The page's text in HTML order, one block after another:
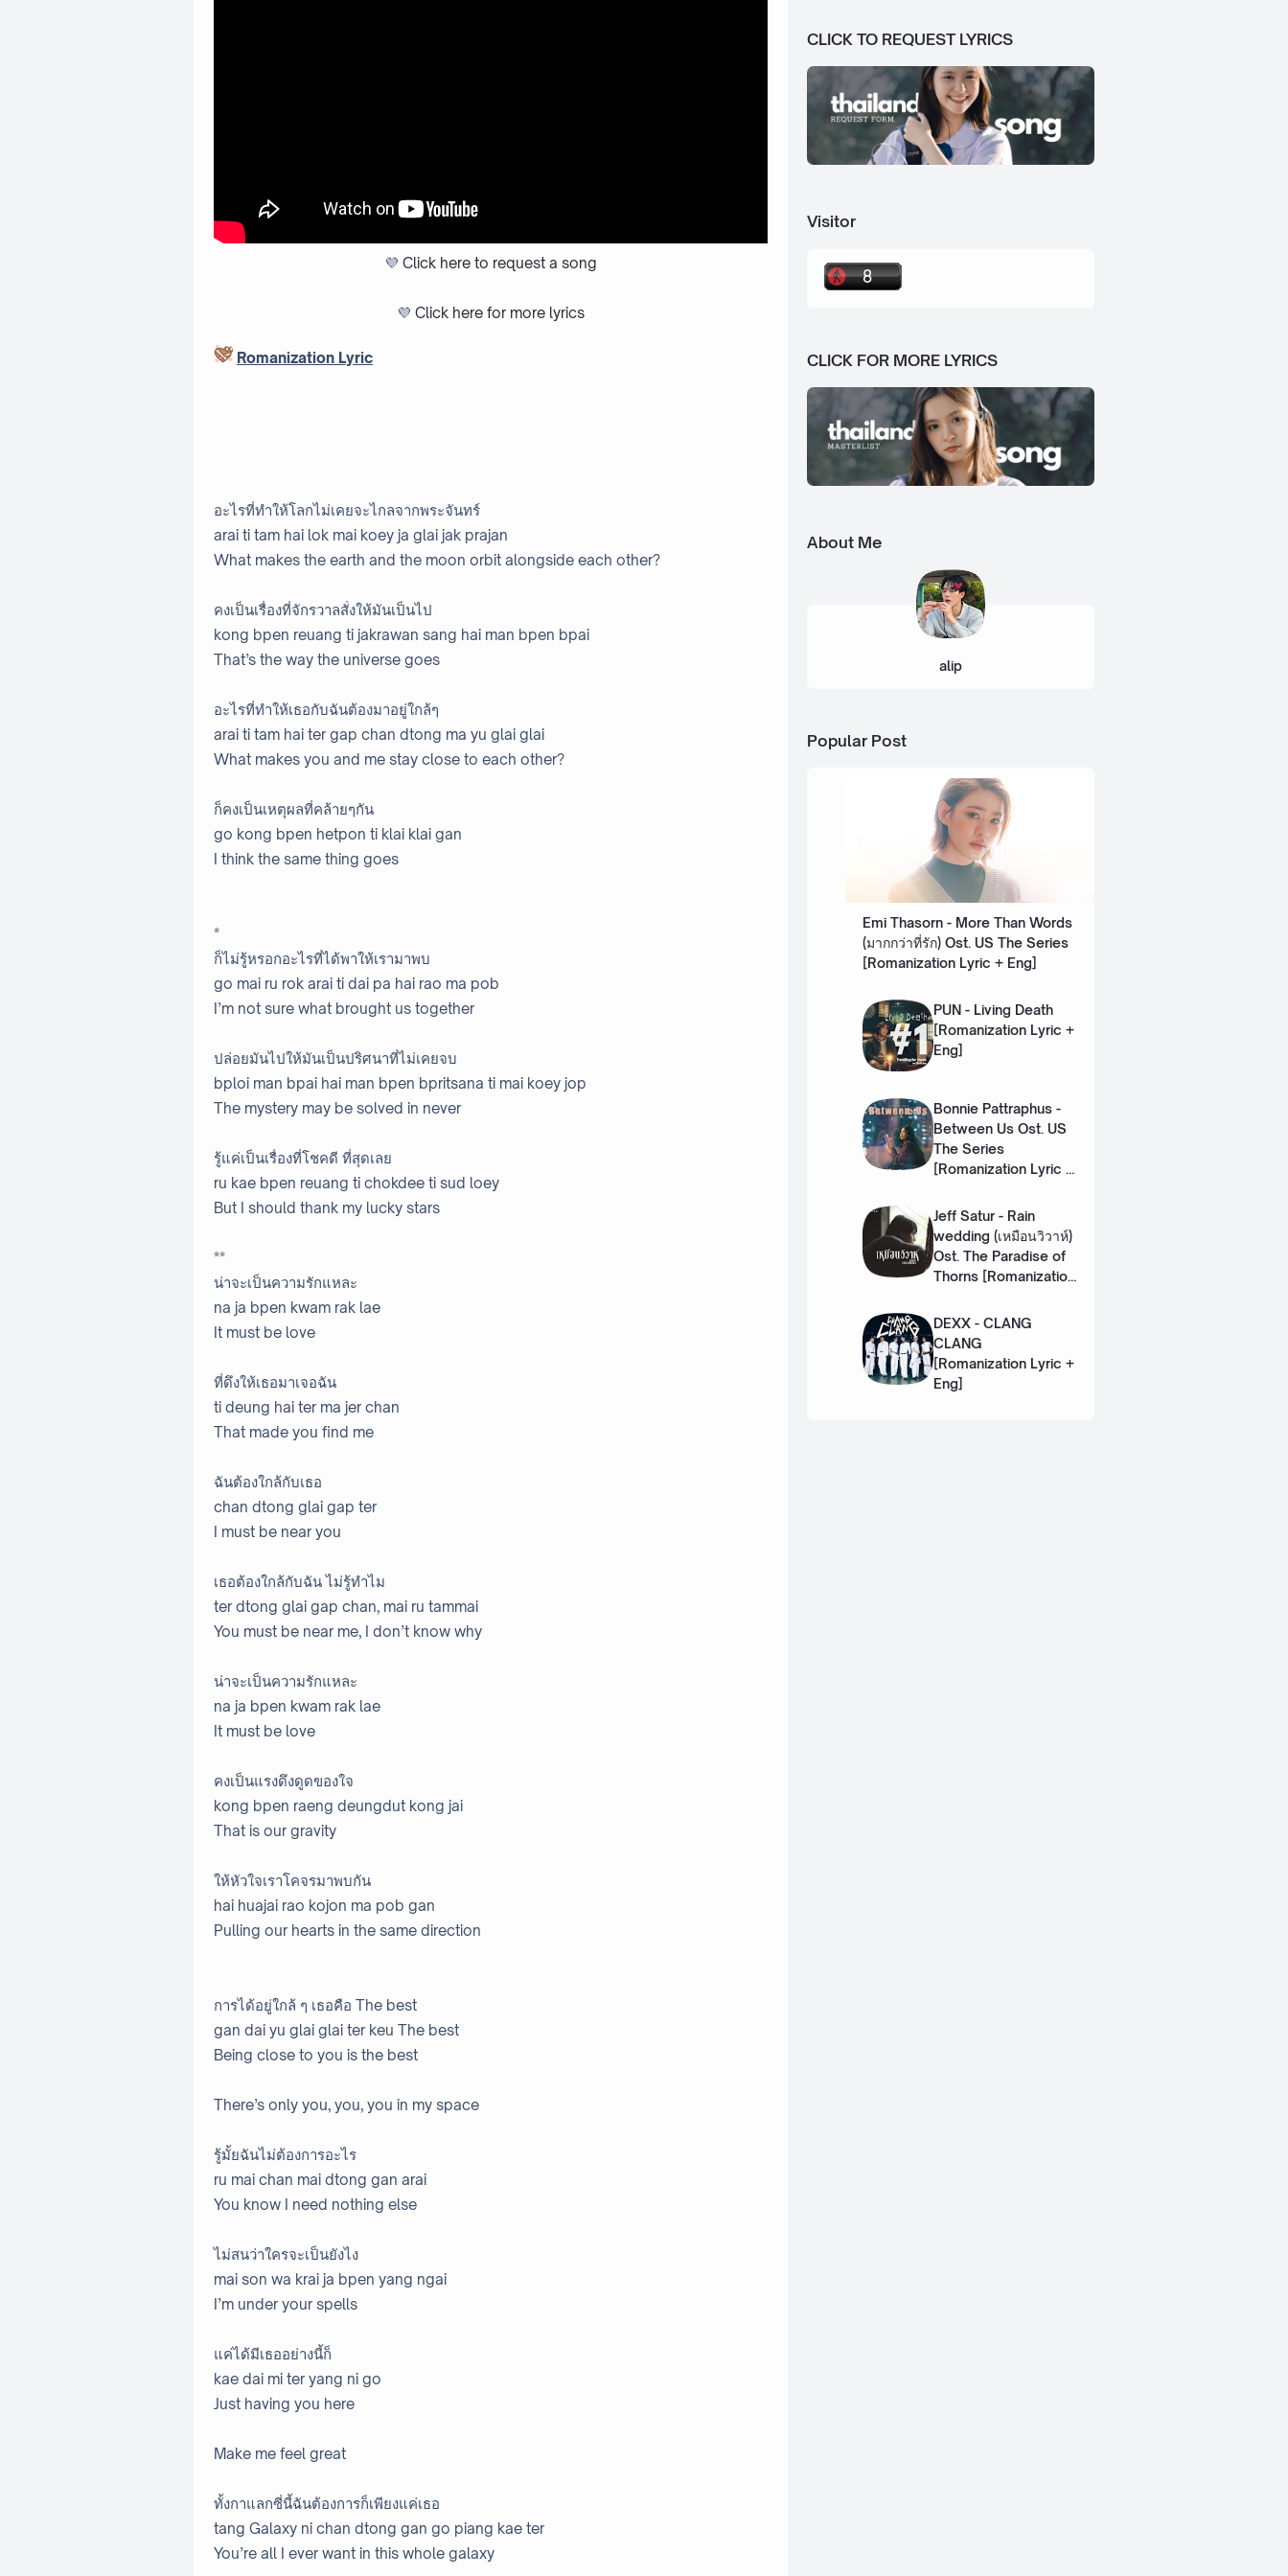
💜 Click here to request a song
💜 Click here for more lyrics
Romanization Lyric
อะไรที่ทำให้โลกไม่เคยจะไกลจากพระจันทร์
arai ti tam hai lok mai koey ja glai jak prajan
What makes the earth and the moon orbit alongside each other?
คงเป็นเรื่องที่จักรวาลสั่งให้มันเป็นไป
kong bpen reuang ti jakrawan sang hai man bpen bpai
That’s the way the universe goes
อะไรที่ทำให้เธอกับฉันต้องมาอยู่ใกล้ๆ
arai ti tam hai ter gap chan dtong ma yu glai glai
What makes you and me stay close to each other?
ก็คงเป็นเหตุผลที่คล้ายๆกัน
go kong bpen hetpon ti klai klai gan
I think the same thing goes
*
ก็ไม่รู้หรอกอะไรที่ได้พาให้เรามาพบ
go mai ru rok arai ti dai pa hai rao ma pob
I’m not sure what brought us together
ปล่อยมันไปให้มันเป็นปริศนาที่ไม่เคยจบ
bploi man bpai hai man bpen bpritsana ti mai koey jop
The mystery may be solved in never
รู้แค่เป็นเรื่องที่โชคดี ที่สุดเลย
ru kae bpen reuang ti chokdee ti sud loey
But I should thank my lucky stars
**
น่าจะเป็นความรักแหละ
na ja bpen kwam rak lae
It must be love
ที่ดึงให้เธอมาเจอฉัน
ti deung hai ter ma jer chan
That made you find me
ฉันต้องใกล้กับเธอ
chan dtong glai gap ter
I must be near you
เธอต้องใกล้กับฉัน ไม่รู้ทำไม
ter dtong glai gap chan, mai ru tammai
You must be near me, I don’t know why
น่าจะเป็นความรักแหละ
na ja bpen kwam rak lae
It must be love
คงเป็นแรงดึงดูดของใจ
kong bpen raeng deungdut kong jai
That is our gravity
ให้หัวใจเราโคจรมาพบกัน
hai huajai rao kojon ma pob gan
Pulling our hearts in the same direction
การได้อยู่ใกล้ ๆ เธอคือ The best
gan dai yu glai glai ter keu The best
Being close to you is the best
There’s only you, you, you in my space
รู้มั้ยฉันไม่ต้องการอะไร
ru mai chan mai dtong gan arai
You know I need nothing else
ไม่สนว่าใครจะเป็นยังไง
mai son wa krai ja bpen yang ngai
I’m under your spells
แค่ได้มีเธออย่างนี้ก็
kae dai mi ter yang ni go
Just having you here
Make me feel great
ทั้งกาแลกซี่นี้ฉันต้องการก็เพียงแค่เธอ
tang Galaxy ni chan dtong gan go piang kae ter
You’re all I ever want in this whole galaxy
CLICK TO REQUEST LYRICS
Visitor
CLICK FOR MORE LYRICS
About Me
alip
Popular Post
Emi Thasorn - More Than Words
(มากกว่าที่รัก) Ost. US The Series
[Romanization Lyric + Eng]
PUN - Living Death
[Romanization Lyric +
Eng]
Bonnie Pattraphus -
Between Us Ost. US
The Series
[Romanization Lyric +
Jeff Satur - Rain
wedding (เหมือนวิวาห์)
Ost. The Paradise of
Thorns [Romanization
DEXX - CLANG
CLANG
[Romanization Lyric +
Eng]